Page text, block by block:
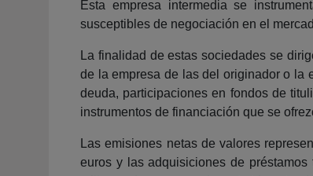
Esta empresa intermedia se
susceptibles de negociación en el
La finalidad de estas sociedades se
de la empresa de las del originador o la
deuda, participaciones en fondos de
instrumentos de financiación que se
Las emisiones netas de valores
euros y las adquisiciones de